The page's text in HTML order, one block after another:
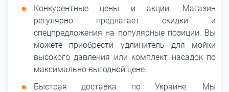
Конкурентные цены и акции. Магазин
регулярно предлагает скидки и
спецпредложения на популярные позиции. Вы
можете приобрести удлинитель для мойки
высокого давления или комплект насадок по
максимально выгодной цене.
Быстрая доставка по Украине. Мы